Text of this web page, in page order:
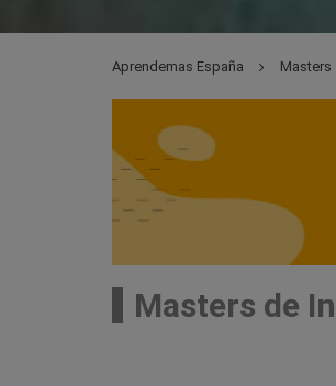
Aprendemas España Masters
Masters de